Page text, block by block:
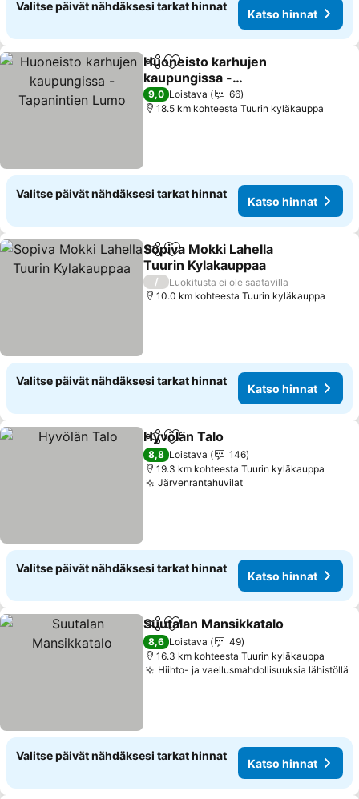
Valitse päivät nähdäksesi tarkat hinnat
Katso hinnat
Jaa Lisää suosikkeihin
Huoneisto karhujen
kaupungissa -
Tapanintien Lumo
Katso hinnat
9,0 Loistava
66
18.5 km kohteesta Tuurin kyläkauppa
Valitse päivät nähdäksesi tarkat hinnat
Katso hinnat
Jaa Lisää suosikkeihin
Sopiva Mokki Lahella
Tuurin Kylakauppaa
Katso hinnat
/
Luokitusta ei ole saatavilla
10.0 km kohteesta Tuurin kyläkauppa
Valitse päivät nähdäksesi tarkat hinnat
Katso hinnat
Jaa Lisää suosikkeihin
Hyvölän Talo
8,8 Loistava
146
19.3 km kohteesta Tuurin kyläkauppa
JärvenrantahuvilatKatso hinnat
Valitse päivät nähdäksesi tarkat hinnat
Katso hinnat
Jaa Lisää suosikkeihin
Suutalan Mansikkatalo
8,6 Loistava
49
16.3 km kohteesta Tuurin kyläkauppa
Hiihto- ja vaellusmahdollisuuksia lähistöllä
Valitse päivät nähdäksesi tarkat hinnat
Katso hinnat